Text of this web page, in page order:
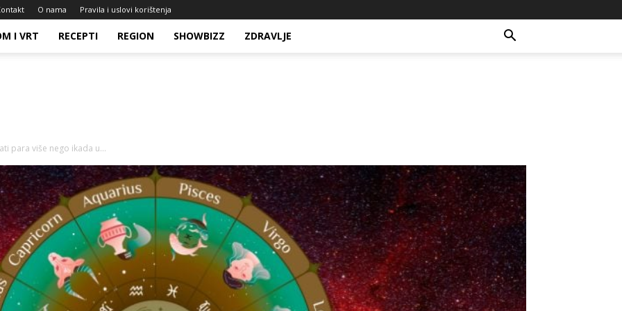
O nama Pravila i uslovi korištenja
I VRT RECEPTI REGION SHOWBIZZ ZDRAVLJE
para više nego ikada u...